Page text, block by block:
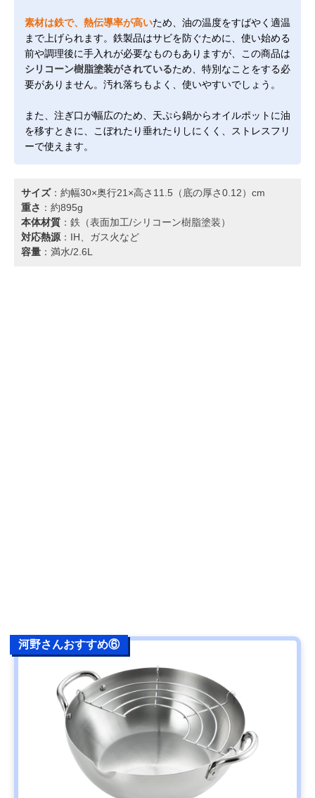
素材は鉄で、熱伝導率が高いため、油の温度をすばやく適温
まで上げられます。鉄製品はサビを防ぐために、使い始める
前や調理後に手入れが必要なものもありますが、この商品は
シリコーン樹脂塗装がされているため、特別なことをする必
要がありません。汚れ落ちもよく、使いやすいでしょう。
また、注ぎ口が幅広のため、天ぷら鍋からオイルポットに油
を移すときに、こぼれたり垂れたりしにくく、ストレスフリ
ーで使えます。
サイズ：約幅30×奥行21×高さ11.5（底の厚さ0.12）cm
重さ ：約895g
本体材質 ：鉄（表面加工/シリコーン樹脂塗装）
対応熱源 ：IH、ガス火など
容量 ：満水/2.6L
河野さんおすすめ⑥